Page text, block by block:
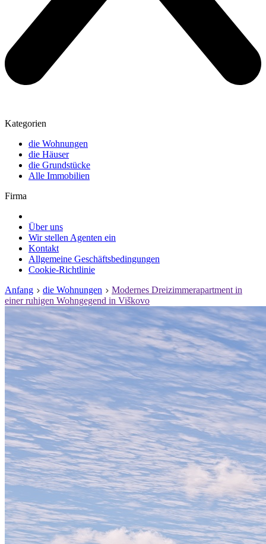
Kategorien
die Wohnungen
die Häuser
die Grundstücke
Alle Immobilien
Firma
Über uns
Wir stellen Agenten ein
Kontakt
Allgemeine Geschäftsbedingungen
Cookie-Richtlinie
Anfang
die Wohnungen
Modernes Dreizimmerapartment in
einer ruhigen Wohngegend in Viškovo